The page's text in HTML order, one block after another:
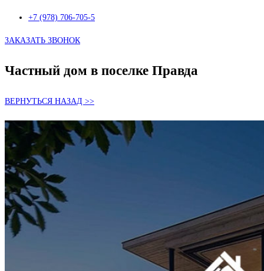
+7 (978) 706-705-5
ЗАКАЗАТЬ ЗВОНОК
Частный дом в поселке Правда
ВЕРНУТЬСЯ НАЗАД >>